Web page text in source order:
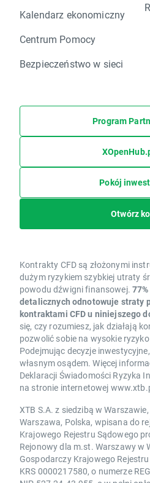
Kalendarz ekonomiczny
Centrum Pomocy
Bezpieczeństwo w sieci
Program
Pokój
Otwórz
Kontrakty CFD są złożonymi
dużym ryzykiem szybkiej utraty
powodu dźwigni finansowej.
detalicznych odnotowuje straty
kontraktami CFD u niniejszego
się, czy rozumiesz, jak działają
pozwolić sobie na wysokie
Podejmując decyzje
własnym osądem. Więcej
Deklaracji Świadomości Ryzyka
na stronie internetowej
XTB S.A. z siedzibą w
Warszawa, Polska, wpisana do
Krajowego Rejestru Sądowego
Rejonowy dla m.st. Warszawy w
Gospodarczy Krajowego
KRS 0000217580, o numerze